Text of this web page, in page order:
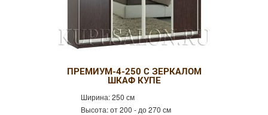
ПРЕМИУМ-4-250 С ЗЕРКАЛОМ
ШКАФ КУПЕ
Ширина:250 см
Высота:от 200 - до 270 см